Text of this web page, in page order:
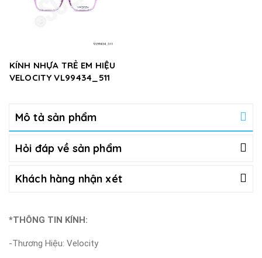
KÍNH NHỰA TRẺ EM HIỆU
VELOCITY VL99434_511
Mô tả sản phẩm
Hỏi đáp về sản phẩm
Khách hàng nhận xét
*THÔNG TIN KÍNH:
-Thương Hiệu: Velocity